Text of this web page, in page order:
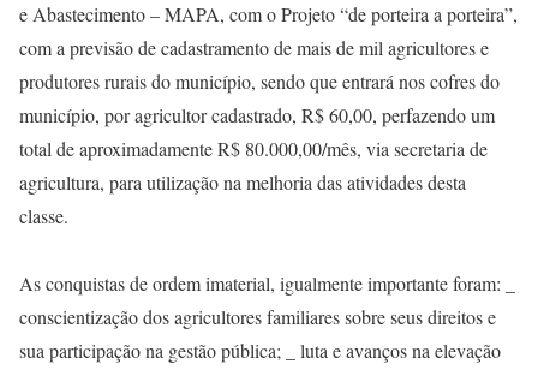
e Abastecimento – MAPA, com o Projeto “de porteira a porteira”,
com a previsão de cadastramento de mais de mil agricultores e
produtores rurais do município, sendo que entrará nos cofres do
município, por agricultor cadastrado, R$ 60,00, perfazendo um
total de aproximadamente R$ 80.000,00/mês, via secretaria de
agricultura, para utilização na melhoria das atividades desta
classe.
As conquistas de ordem imaterial, igualmente importante foram: _
conscientização dos agricultores familiares sobre seus direitos e
sua participação na gestão pública; _ luta e avanços na elevação